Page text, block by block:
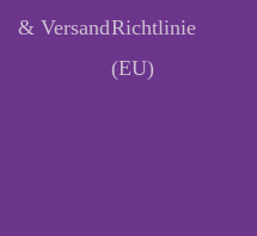
& VersandRichtlinie
(EU)